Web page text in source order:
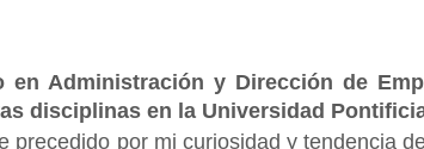
Administración y Dirección de
disciplinas en la Universidad
precedido por mi curiosidad y tendencia